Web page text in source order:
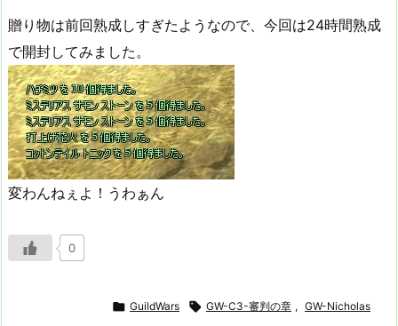
贈り物は前回熟成しすぎたようなので、今回は24時間熟成
で開封してみました。
変わんねぇよ！うわぁん
0
 GuildWars  GW-C3-審判の章 , GW-Nicholas